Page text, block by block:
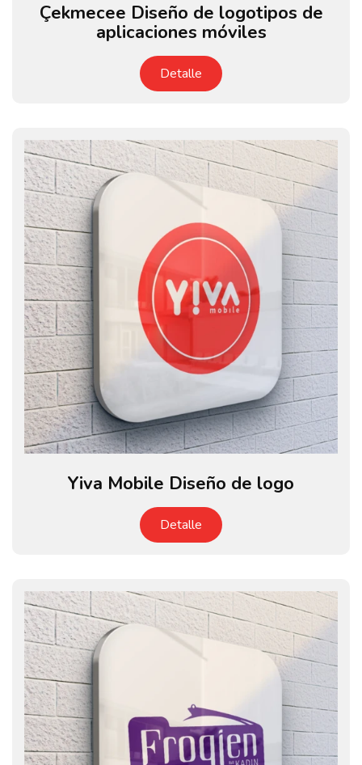
Çekmecee Diseño de logotipos de
aplicaciones móviles
Detalle
Yiva Mobile Diseño de logo
Detalle